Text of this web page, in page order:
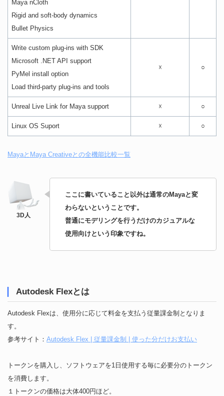
Maya nCloth
Rigid and soft-body dynamics
Bullet Physics
Write custom plug-ins with SDK
Microsoft .NET API support
PyMel install option
Load third-party plug-ins and tools
☓ ○
Unreal Live Link for Maya support ☓ ○
Linux OS Suport ☓ ○
MayaとMaya Creativeとの全機能比較一覧
ここに書いていること以外は通常のMayaと変
わらないということです。
普通にモデリングを行うだけのカジュアルな
使用向けという印象ですね。
Autodesk Flexとは
Autodesk Flexは、使用分に応じて料金を支払う従量課金制となりま
す。
参考サイト： Autodesk Flex | 従量課金制 | 使った分だけお支払い
トークンを購入し、ソフトウェアを1日使用する毎に必要分のトークン
を消費します。
１トークンの価格は大体400円ほど。